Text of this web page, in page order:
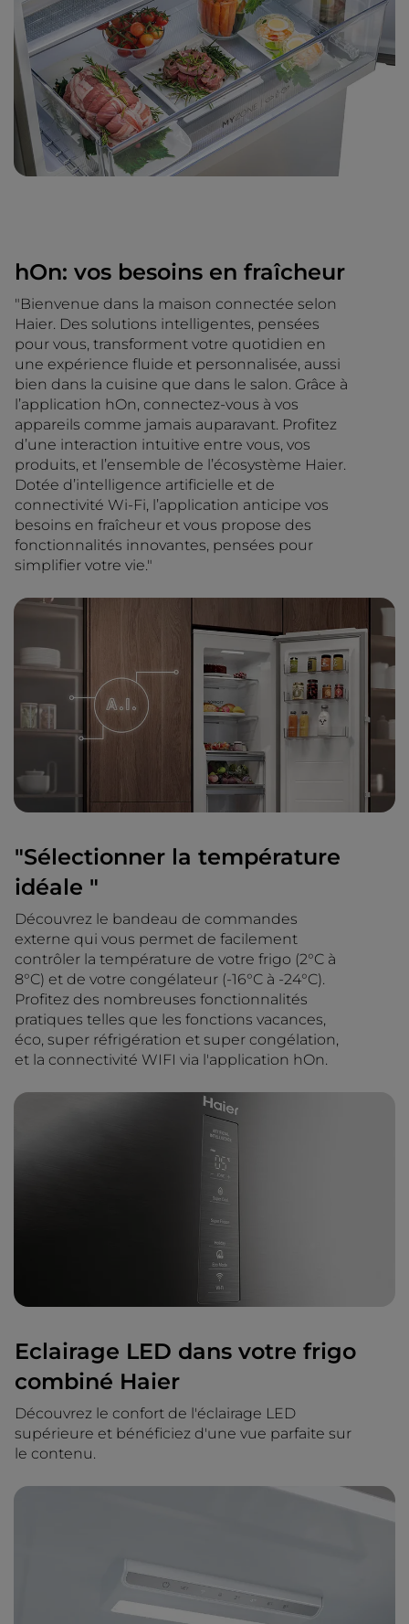
hOn: vos besoins en fraîcheur
"Bienvenue dans la maison connectée selon
Haier. Des solutions intelligentes, pensées
pour vous, transforment votre quotidien en
une expérience fluide et personnalisée, aussi
bien dans la cuisine que dans le salon. Grâce à
l’application hOn, connectez-vous à vos
appareils comme jamais auparavant. Profitez
d’une interaction intuitive entre vous, vos
produits, et l’ensemble de l’écosystème Haier.
Dotée d’intelligence artificielle et de
connectivité Wi-Fi, l’application anticipe vos
besoins en fraîcheur et vous propose des
fonctionnalités innovantes, pensées pour
simplifier votre vie."
"Sélectionner la température
idéale "
Découvrez le bandeau de commandes
externe qui vous permet de facilement
contrôler la température de votre frigo (2°C à
8°C) et de votre congélateur (-16°C à -24°C).
Profitez des nombreuses fonctionnalités
pratiques telles que les fonctions vacances,
éco, super réfrigération et super congélation,
et la connectivité WIFI via l'application hOn.
Eclairage LED dans votre frigo
combiné Haier
Découvrez le confort de l'éclairage LED
supérieure et bénéficiez d'une vue parfaite sur
le contenu.